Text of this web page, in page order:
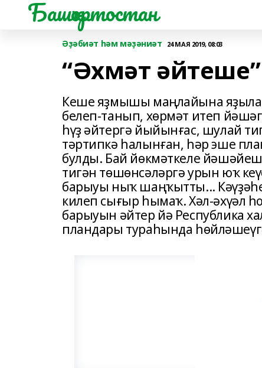
Башҡортостан
Әҙәбиәт һәм мәҙәниәт 24 МАЯ 2019, 08:03
“Әхмәт
Кеше яҙмышы маңлайына яҙыла
белеп-танып, хөрмәт итеп
һүҙ әйтергә йыйынғас, шулай
тәртипкә һалынған, һәр эше
булды. Бай йөкмәт­келе
тигән төшөнсәләргә урын юҡ
барыуы ныҡ шаңҡытты...
килеп сығыр һымаҡ. Хәл-әхүәл
барыуын әйтер йә Рес­пуб­лика
пландары тураһында